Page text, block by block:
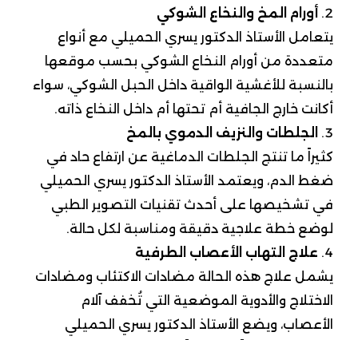
أورام المخ والنخاع الشوكي
يتعامل الأستاذ الدكتور يسري الحميلي مع أنواع
متعددة من أورام النخاع الشوكي بحسب موقعها
بالنسبة للأغشية الواقية داخل الحبل الشوكي، سواء
أكانت خارج الجافية أم تحتها أم داخل النخاع ذاته.
الجلطات والنزيف الدموي بالمخ
كثيراً ما تنتج الجلطات الدماغية عن ارتفاع حاد في
ضغط الدم، ويعتمد الأستاذ الدكتور يسري الحميلي
في تشخيصها على أحدث تقنيات التصوير الطبي
لوضع خطة علاجية دقيقة ومناسبة لكل حالة.
علاج التهاب الأعصاب الطرفية
يشمل علاج هذه الحالة مضادات الاكتئاب ومضادات
الاختلاج والأدوية الموضعية التي تُخفف آلام
الأعصاب، ويضع الأستاذ الدكتور يسري الحميلي